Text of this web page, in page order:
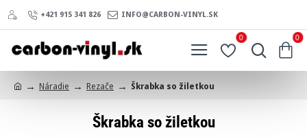
+421 915 341 826 INFO@CARBON-VINYL.SK
0 0
Náradie Rezače Škrabka so žiletkou
Škrabka so žiletkou